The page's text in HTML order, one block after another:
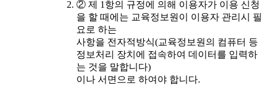
② 제 1항의 규정에 의해 이용자가 이용 신청
을 할 때에는 교육정보원이 이용자 관리시 필
요로 하는
사항을 전자적방식(교육정보원의 컴퓨터 등
정보처리 장치에 접속하여 데이터를 입력하
는 것을 말합니다)
이나 서면으로 하여야 합니다.